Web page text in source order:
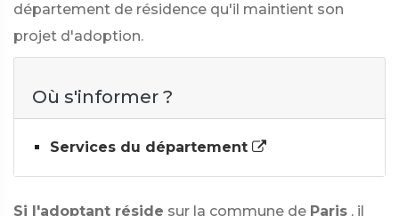
département de résidence qu'il maintient son
projet d'adoption.
Où s'informer ?
Services du département
Si l'adoptant réside sur la commune de Paris , il